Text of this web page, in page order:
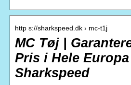
http s://sharkspeed.dk › mc-t1j
MC Tøj |
Pris i Hele
Sharkspeed